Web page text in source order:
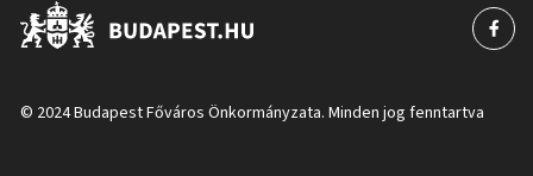
© 2024 Budapest Főváros Önkormányzata. Minden jog fenntartva